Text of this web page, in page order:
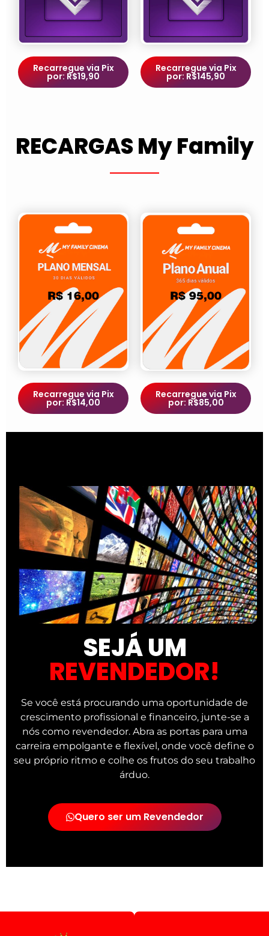
Recarregue via Pix
por: R$19,90
Recarregue via Pix
por: R$145,90
RECARGAS My Family
Recarregue via Pix
por: R$14,00
Recarregue via Pix
por: R$85,00
SEJÁ UM
REVENDEDOR!
Se você está procurando uma oportunidade de
crescimento profissional e financeiro, junte-se a
nós como revendedor. Abra as portas para uma
carreira empolgante e flexível, onde você define o
seu próprio ritmo e colhe os frutos do seu trabalho
árduo.
Quero ser um Revendedor